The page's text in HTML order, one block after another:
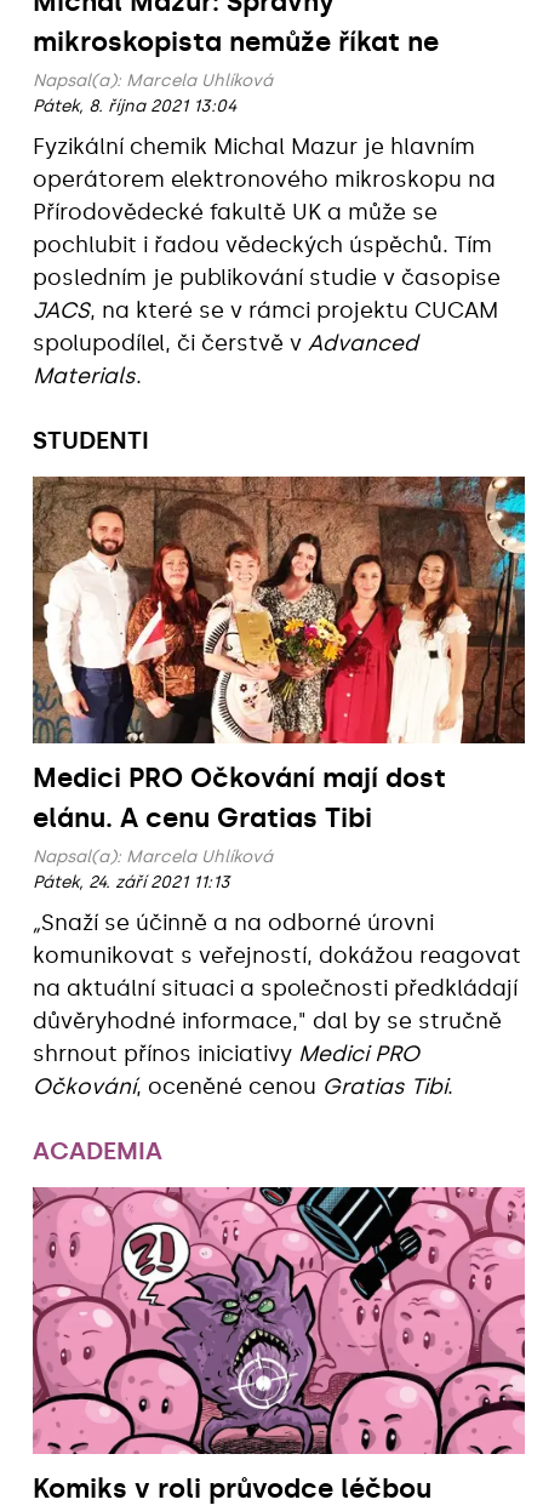
mikroskopista nemůže říkat ne
Napsal(a): Marcela Uhlíková
Pátek, 8. října 2021 13:04
Fyzikální chemik Michal Mazur je hlavním
operátorem elektronového mikroskopu na
Přírodovědecké fakultě UK a může se
pochlubit i řadou vědeckých úspěchů. Tím
posledním je publikování studie v časopise
JACS, na které se v rámci projektu CUCAM
spolupodílel, či čerstvě v Advanced
Materials.
STUDENTI
Medici PRO Očkování mají dost
elánu. A cenu Gratias Tibi
Napsal(a): Marcela Uhlíková
Pátek, 24. září 2021 11:13
„Snaží se účinně a na odborné úrovni
komunikovat s veřejností, dokážou reagovat
na aktuální situaci a společnosti předkládají
důvěryhodné informace," dal by se stručně
shrnout přínos iniciativy Medici PRO
Očkování, oceněné cenou Gratias Tibi.
ACADEMIA
Komiks v roli průvodce léčbou